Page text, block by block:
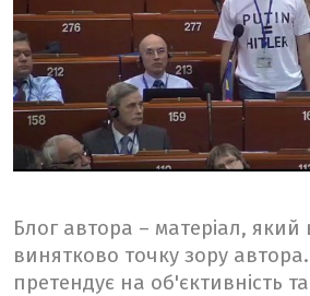
Блог автора – матеріал, який
винятково точку зору
претендує на об'єктивність та